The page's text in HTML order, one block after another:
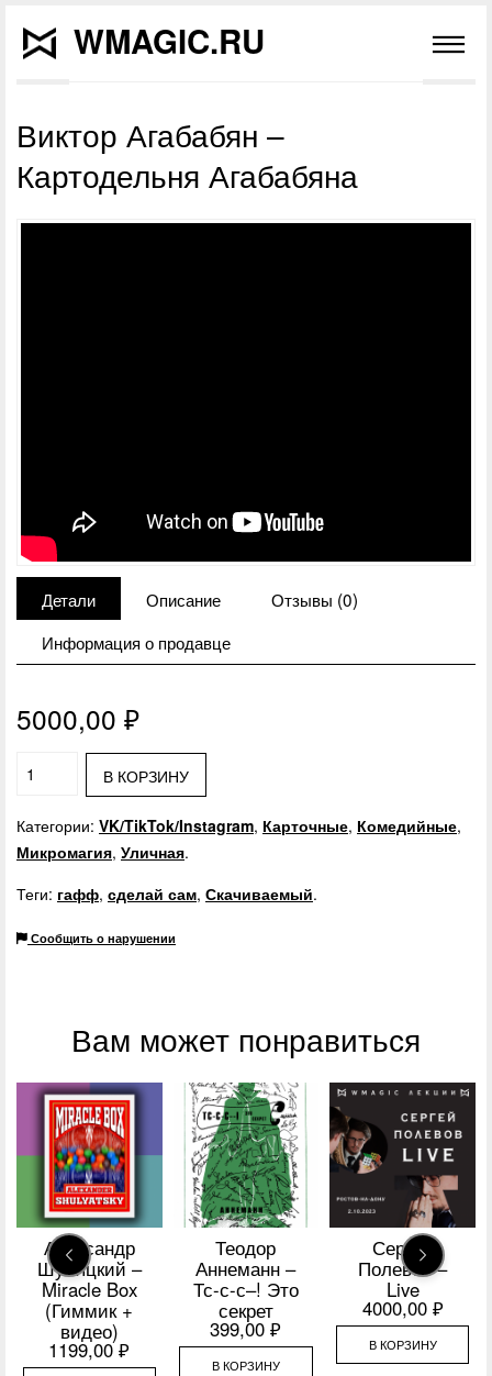
WMAGIC.RU
Виктор Агабабян –
Картодельня Агабабяна
Детали Описание
Отзывы (0)
Информация о продавце
5000,00 ₽
В КОРЗИНУ
Категории: VK/TikTok/Instagram, Карточные, Комедийные,
Микромагия, Уличная.
Теги: гафф, сделай сам, Скачиваемый.
Сообщить о нарушении
Вам может понравиться
Александр
Шуляцкий –
Miracle Box
(Гиммик +
видео)
1199,00₽
Теодор
Аннеманн –
Тс-с-с–! Это
секрет
399,00₽
В КОРЗИНУ
Сергей
Полевов –
Live
4000,00 ₽
В КОРЗИНУ